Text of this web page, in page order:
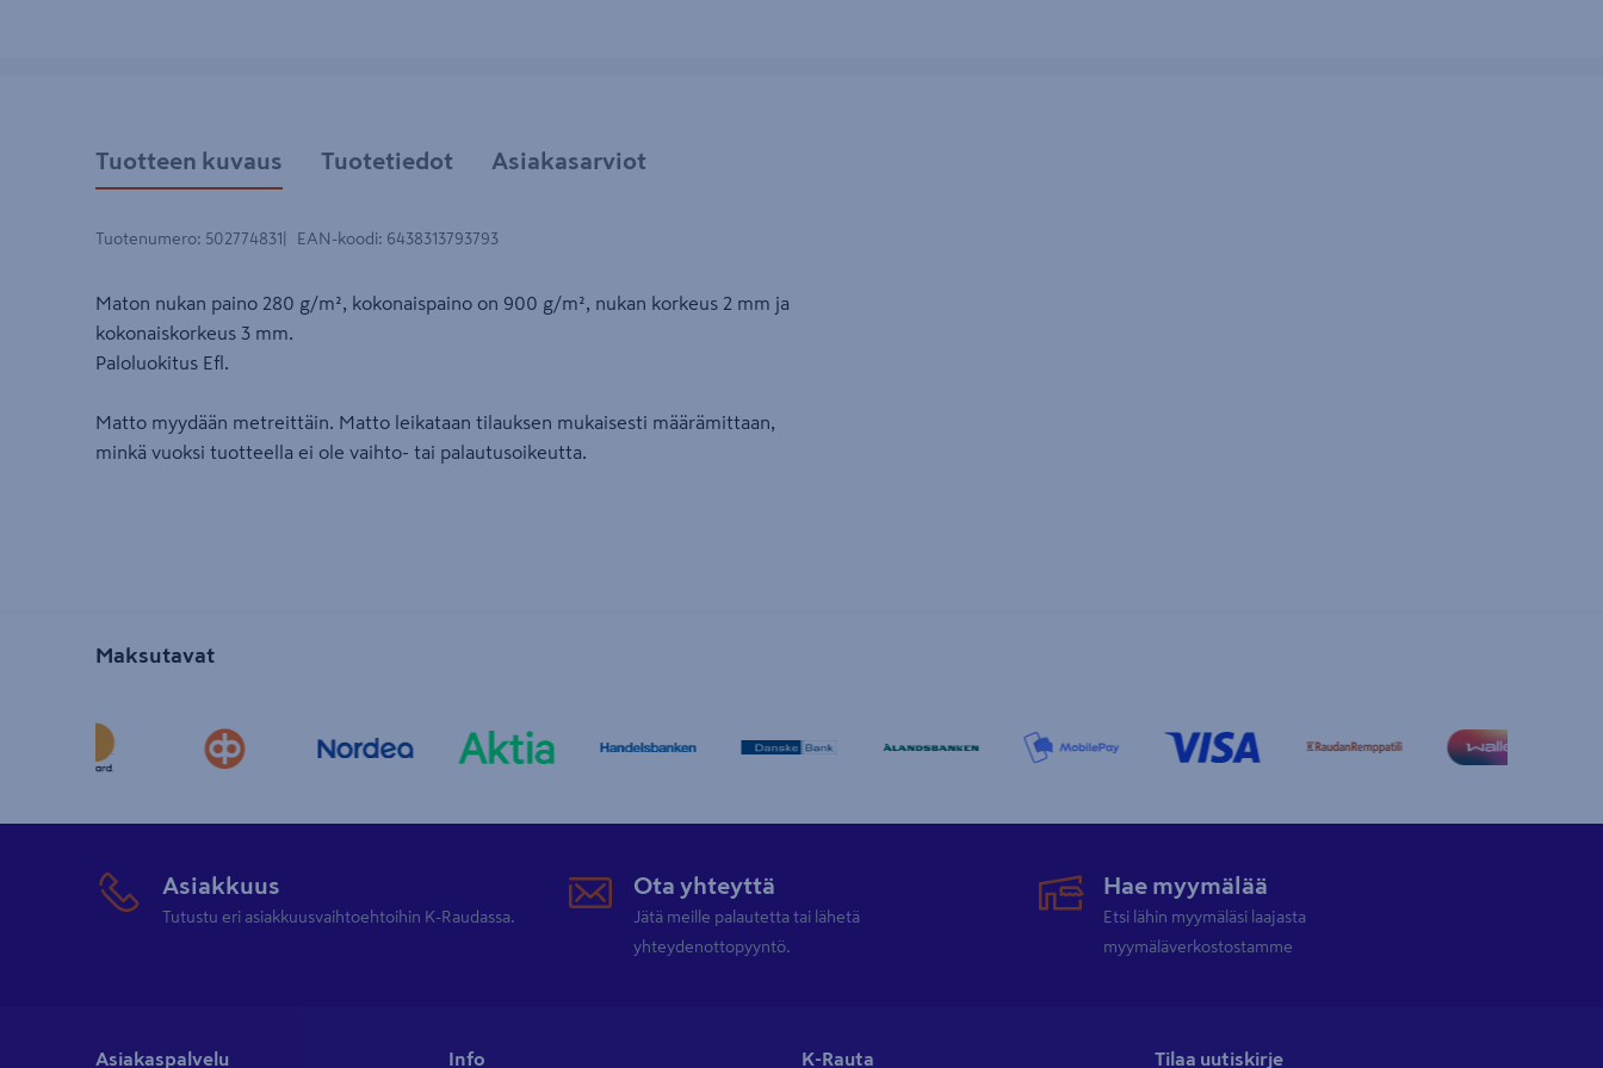
Tuotteen kuvaus Tuotetiedot Asiakasarviot
Tuotenumero: 502774831 EAN-koodi: 6438313793793
Maton nukan paino 280 g/m², kokonaispaino on 900 g/m², nukan korkeus 2 mm ja
kokonaiskorkeus 3 mm.
Paloluokitus Efl.
Matto myydään metreittäin. Matto leikataan tilauksen mukaisesti määrämittaan,
minkä vuoksi tuotteella ei ole vaihto- tai palautusoikeutta.
Maksutavat
Asiakkuus
Tutustu eri asiakkuusvaihtoehtoihin K-Raudassa.
Ota yhteyttä
Jätä meille palautetta tai lähetä
yhteydenottopyyntö.
Hae myymälää
Etsi lähin myymäläsi laajasta
myymäläverkostostamme
Asiakaspalvelu Info K-Rauta Tilaa uutiskirje